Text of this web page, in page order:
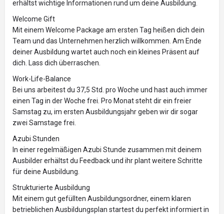
erhältst wichtige Informationen rund um deine Ausbildung.
Welcome Gift
Mit einem Welcome Package am ersten Tag heißen dich dein
Team und das Unternehmen herzlich willkommen. Am Ende
deiner Ausbildung wartet auch noch ein kleines Präsent auf
dich. Lass dich überraschen.
Work-Life-Balance
Bei uns arbeitest du 37,5 Std. pro Woche und hast auch immer
einen Tag in der Woche frei. Pro Monat steht dir ein freier
Samstag zu, im ersten Ausbildungsjahr geben wir dir sogar
zwei Samstage frei.
Azubi Stunden
In einer regelmäßigen Azubi Stunde zusammen mit deinem
Ausbilder erhältst du Feedback und ihr plant weitere Schritte
für deine Ausbildung.
Strukturierte Ausbildung
Mit einem gut gefüllten Ausbildungsordner, einem klaren
betrieblichen Ausbildungsplan startest du perfekt informiert in